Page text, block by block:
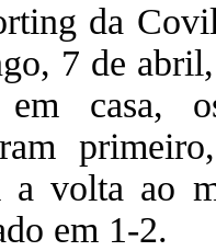
da
7 de
casa,
a volta ao
em 1-2.